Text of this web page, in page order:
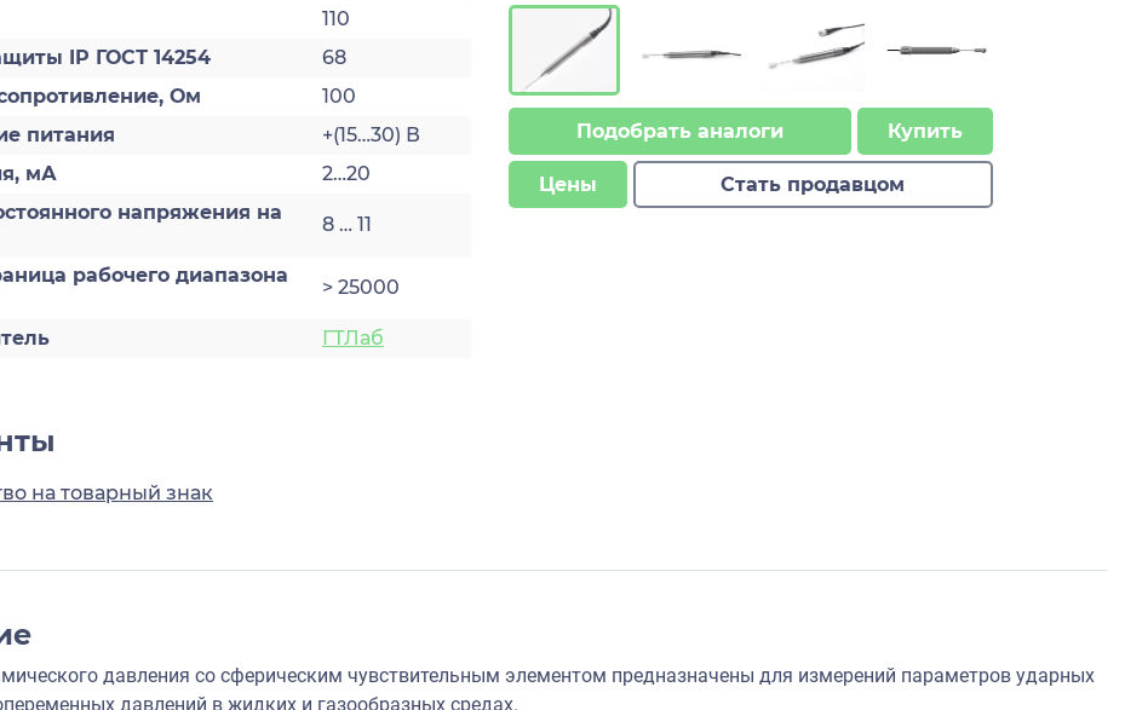
110
IP ГОСТ 14254
68
Ом
100
питания
+(15…30) В
мА
2…20
напряжения на
8 … 11
рабочего диапазона
> 25000
ГТЛаб
Подобрать аналоги Купить
Цены Стать продавцом
на товарный знак
давления со сферическим чувствительным элементом предназначены для измерений параметров ударных
давлений в жидких и газообразных средах.